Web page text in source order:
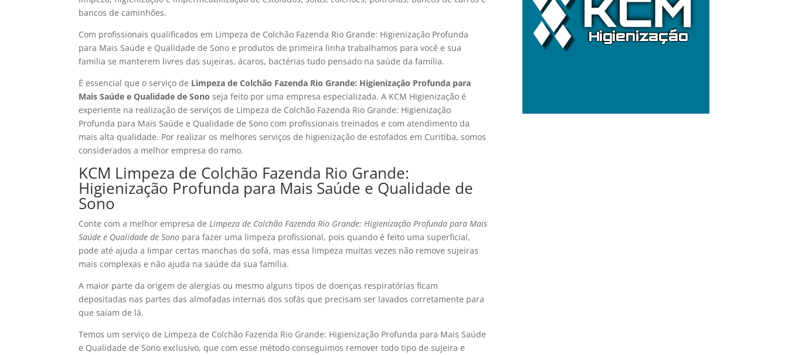
bancos de caminhões.
Com profissionais qualificados em Limpeza de Colchão Fazenda Rio Grande: Higienização Profunda
para Mais Saúde e Qualidade de Sono e produtos de primeira linha trabalhamos para você e sua
familia se manterem livres das sujeiras, ácaros, bactérias tudo pensado na saúde da família.
É essencial que o serviço de Limpeza de Colchão Fazenda Rio Grande: Higienização Profunda para
Mais Saúde e Qualidade de Sono seja feito por uma empresa especializada. A KCM Higienização é
experiente na realização de serviços de Limpeza de Colchão Fazenda Rio Grande: Higienização
Profunda para Mais Saúde e Qualidade de Sono com profissionais treinados e com atendimento da
mais alta qualidade. Por realizar os melhores serviços de higienização de estofados em Curitiba, somos
considerados a melhor empresa do ramo.
KCM Limpeza de Colchão Fazenda Rio Grande:
Higienização Profunda para Mais Saúde e Qualidade de
Sono
Conte com a melhor empresa deLimpeza de Colchão Fazenda Rio Grande: Higienização Profunda para Mais
Saúde e Qualidade de Sono para fazer uma limpeza profissional, pois quando é feito uma superficial,
pode até ajuda a limpar certas manchas do sofá, mas essa limpeza muitas vezes não remove sujeiras
mais complexas e não ajuda na saúde da sua família.
A maior parte da origem de alergias ou mesmo alguns tipos de doenças respiratórias ficam
depositadas nas partes das almofadas internas dos sofás que precisam ser lavados corretamente para
que saiam de lá.
Temos um serviço de Limpeza de Colchão Fazenda Rio Grande: Higienização Profunda para Mais Saúde
e Qualidade de Sono exclusivo, que com esse método conseguimos remover todo tipo de sujeira e